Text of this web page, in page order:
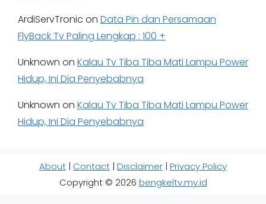
ArdiServTronic on Data Pin dan Persamaan
FlyBack Tv Paling Lengkap : 100 +
Unknown on Kalau Tv Tiba Tiba Mati Lampu Power
Hidup, Ini Dia Penyebabnya
Unknown on Kalau Tv Tiba Tiba Mati Lampu Power
Hidup, Ini Dia Penyebabnya
About | Contact | Disclaimer | Privacy Policy
Copyright © 2026 bengkeltv.my.id